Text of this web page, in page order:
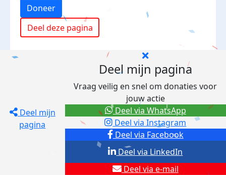
Doneer
Deel deze pagina
Deel mijn
pagina
Deel mijn pagina
Vraag veilig en snel om donaties voor
jouw actie
Deel via Facebook
Deel via Instagram
Deel via e-mail
Deel via LinkedIn
Deel via WhatsApp